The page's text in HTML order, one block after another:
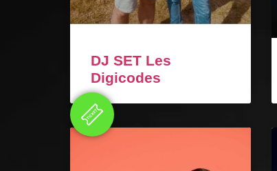
DJ SET Les
Digicodes